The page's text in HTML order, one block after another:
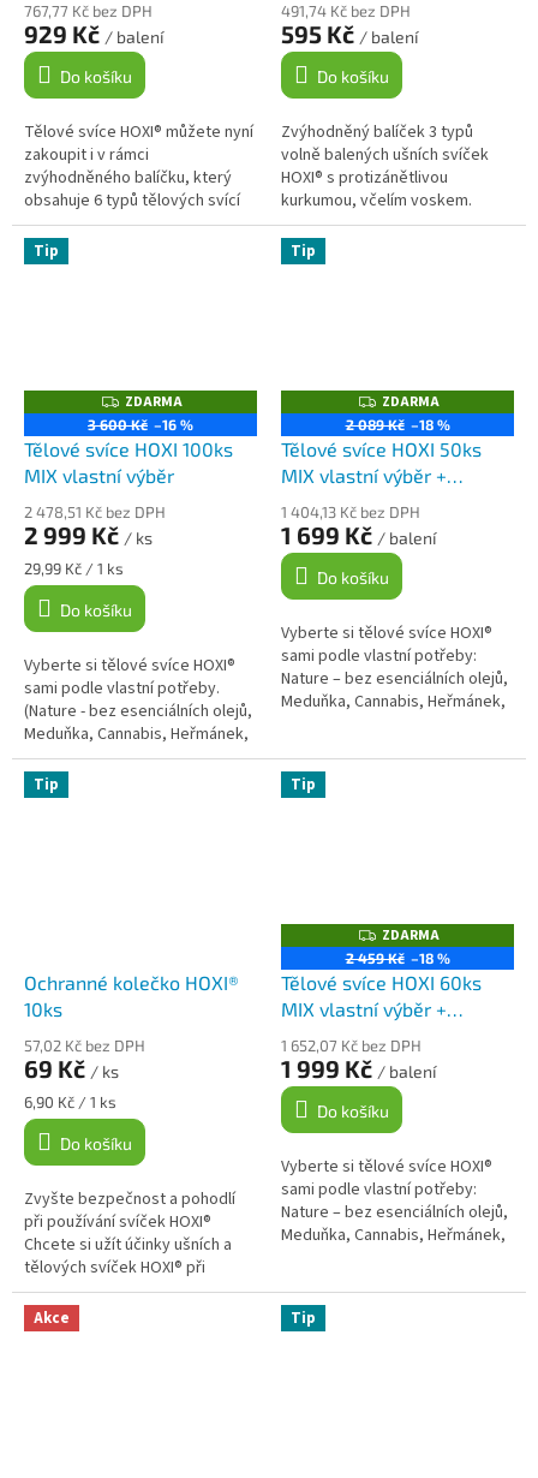
767,77 Kč bez DPH
929 Kč / balení
Do košíku
Tělové svíce HOXI® můžete nyní
zakoupit i v rámci
zvýhodněného balíčku, který
obsahuje 6 typů tělových svící
HOXI® po 5 kusech od
uvedeného typu. Tento balíček
je vhodný pro...
491,74 Kč bez DPH
595 Kč / balení
Do košíku
Zvýhodněný balíček 3 typů
volně balených ušních svíček
HOXI® s protizánětlivou
kurkumou, včelím voskem.
Mohou pomoci při čištění uší a
předcházení ušním zánětům,
uvolnění...
Tip
Z
D
A
R
M
A
ZDARMA
3 600 Kč –16 %
Tělové svíce HOXI 100ks
MIX vlastní výběr
2 478,51 Kč bez DPH
2 999 Kč / ks
Měrná
cena:
29,99 Kč / 1 ks
Do košíku
Vyberte si tělové svíce HOXI®
sami podle vlastní potřeby.
(Nature - bez esenciálních olejů,
Meduňka, Cannabis, Heřmánek,
Eucalyptus, Měsíček, Levandule,
Skořice, Tea tree,...
Tip
Z
D
A
R
M
A
ZDARMA
2 089 Kč –18 %
Tělové svíce HOXI 50ks
MIX vlastní výběr +
očistné tělové svíce
ZDARMA
1 404,13 Kč bez DPH
1 699 Kč / balení
Do košíku
Vyberte si tělové svíce HOXI®
sami podle vlastní potřeby:
Nature – bez esenciálních olejů,
Meduňka, Cannabis, Heřmánek,
Tip
Ochranné kolečko HOXI®
10ks
57,02 Kč bez DPH
69 Kč / ks
Měrná
cena:
6,90 Kč / 1 ks
Do košíku
Zvyšte bezpečnost a pohodlí
při používání svíček HOXI®
Chcete si užít účinky ušních a
tělových svíček HOXI® při
použití bez obav? Ochranná
kolečka HOXI® jsou navržena
tak, aby...
Tip
Z
D
A
R
M
A
ZDARMA
2 459 Kč –18 %
Tělové svíce HOXI 60ks
MIX vlastní výběr +
čakrové svíce zdarma
1 652,07 Kč bez DPH
1 999 Kč / balení
Do košíku
Vyberte si tělové svíce HOXI®
sami podle vlastní potřeby:
Nature – bez esenciálních olejů,
Meduňka, Cannabis, Heřmánek,
Akce Tip